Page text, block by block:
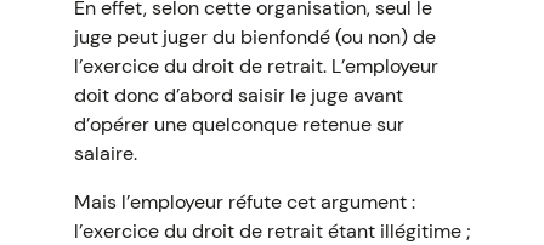
En effet, selon cette organisation, seul le
juge peut juger du bienfondé (ou non) de
l’exercice du droit de retrait. L’employeur
doit donc d’abord saisir le juge avant
d’opérer une quelconque retenue sur
salaire.
Mais l’employeur réfute cet argument :
l’exercice du droit de retrait étant illégitime ;